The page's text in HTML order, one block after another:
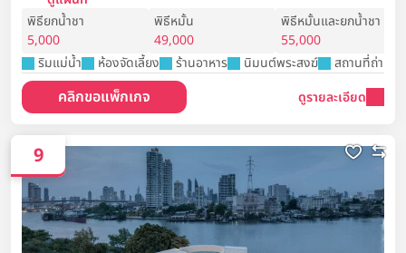
พิธียกน้ำชา
5,000
พิธีหมั้น
49,000
พิธีหมั้นและยกน้ำชา
55,000
ริมแม่น้ำ
ห้องจัดเลี้ยง ร้านอาหาร นิมนต์พระสงฆ์ สถานที่ถ่ายพ
คลิกขอแพ็กเกจ ดูรายละเอียด
9